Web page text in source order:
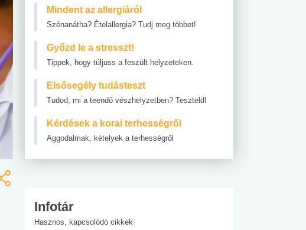
Mindent az allergiáról
Szénanátha? Ételallergia? Tudj meg többet!
Győzd le a stresszt!
Tippek, hogy túljuss a feszült helyzeteken.
Elsősegély tudásteszt
Tudod, mi a teendő vészhelyzetben? Teszteld!
Kérdések a korai terhességről
Aggodalmak, kételyek a terhességről
Infotár
Hasznos, kapcsolódó cikkek